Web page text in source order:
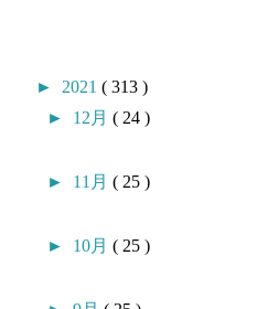
► 2021( 313 )
► 12月( 24 )
► 11月( 25 )
► 10月( 25 )